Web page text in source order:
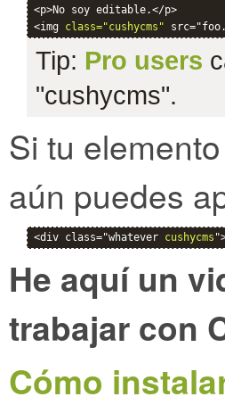
<p>No soy editable.</p>
<img class="cushycms"
Tip: Pro users
"cushycms".
Si tu
aún puedes
<div class="whatever cushycms
He aquí un
trabajar con
Cómo